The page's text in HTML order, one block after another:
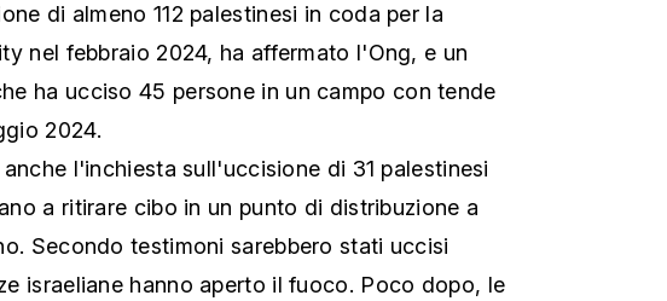
di almeno 112 palestinesi in coda per la
nel febbraio 2024, ha affermato l'Ong, e un
ha ucciso 45 persone in un campo con tende
2024.
anche l'inchiesta sull'uccisione di 31 palestinesi
a ritirare cibo in un punto di distribuzione a
Secondo testimoni sarebbero stati uccisi
israeliane hanno aperto il fuoco. Poco dopo, le